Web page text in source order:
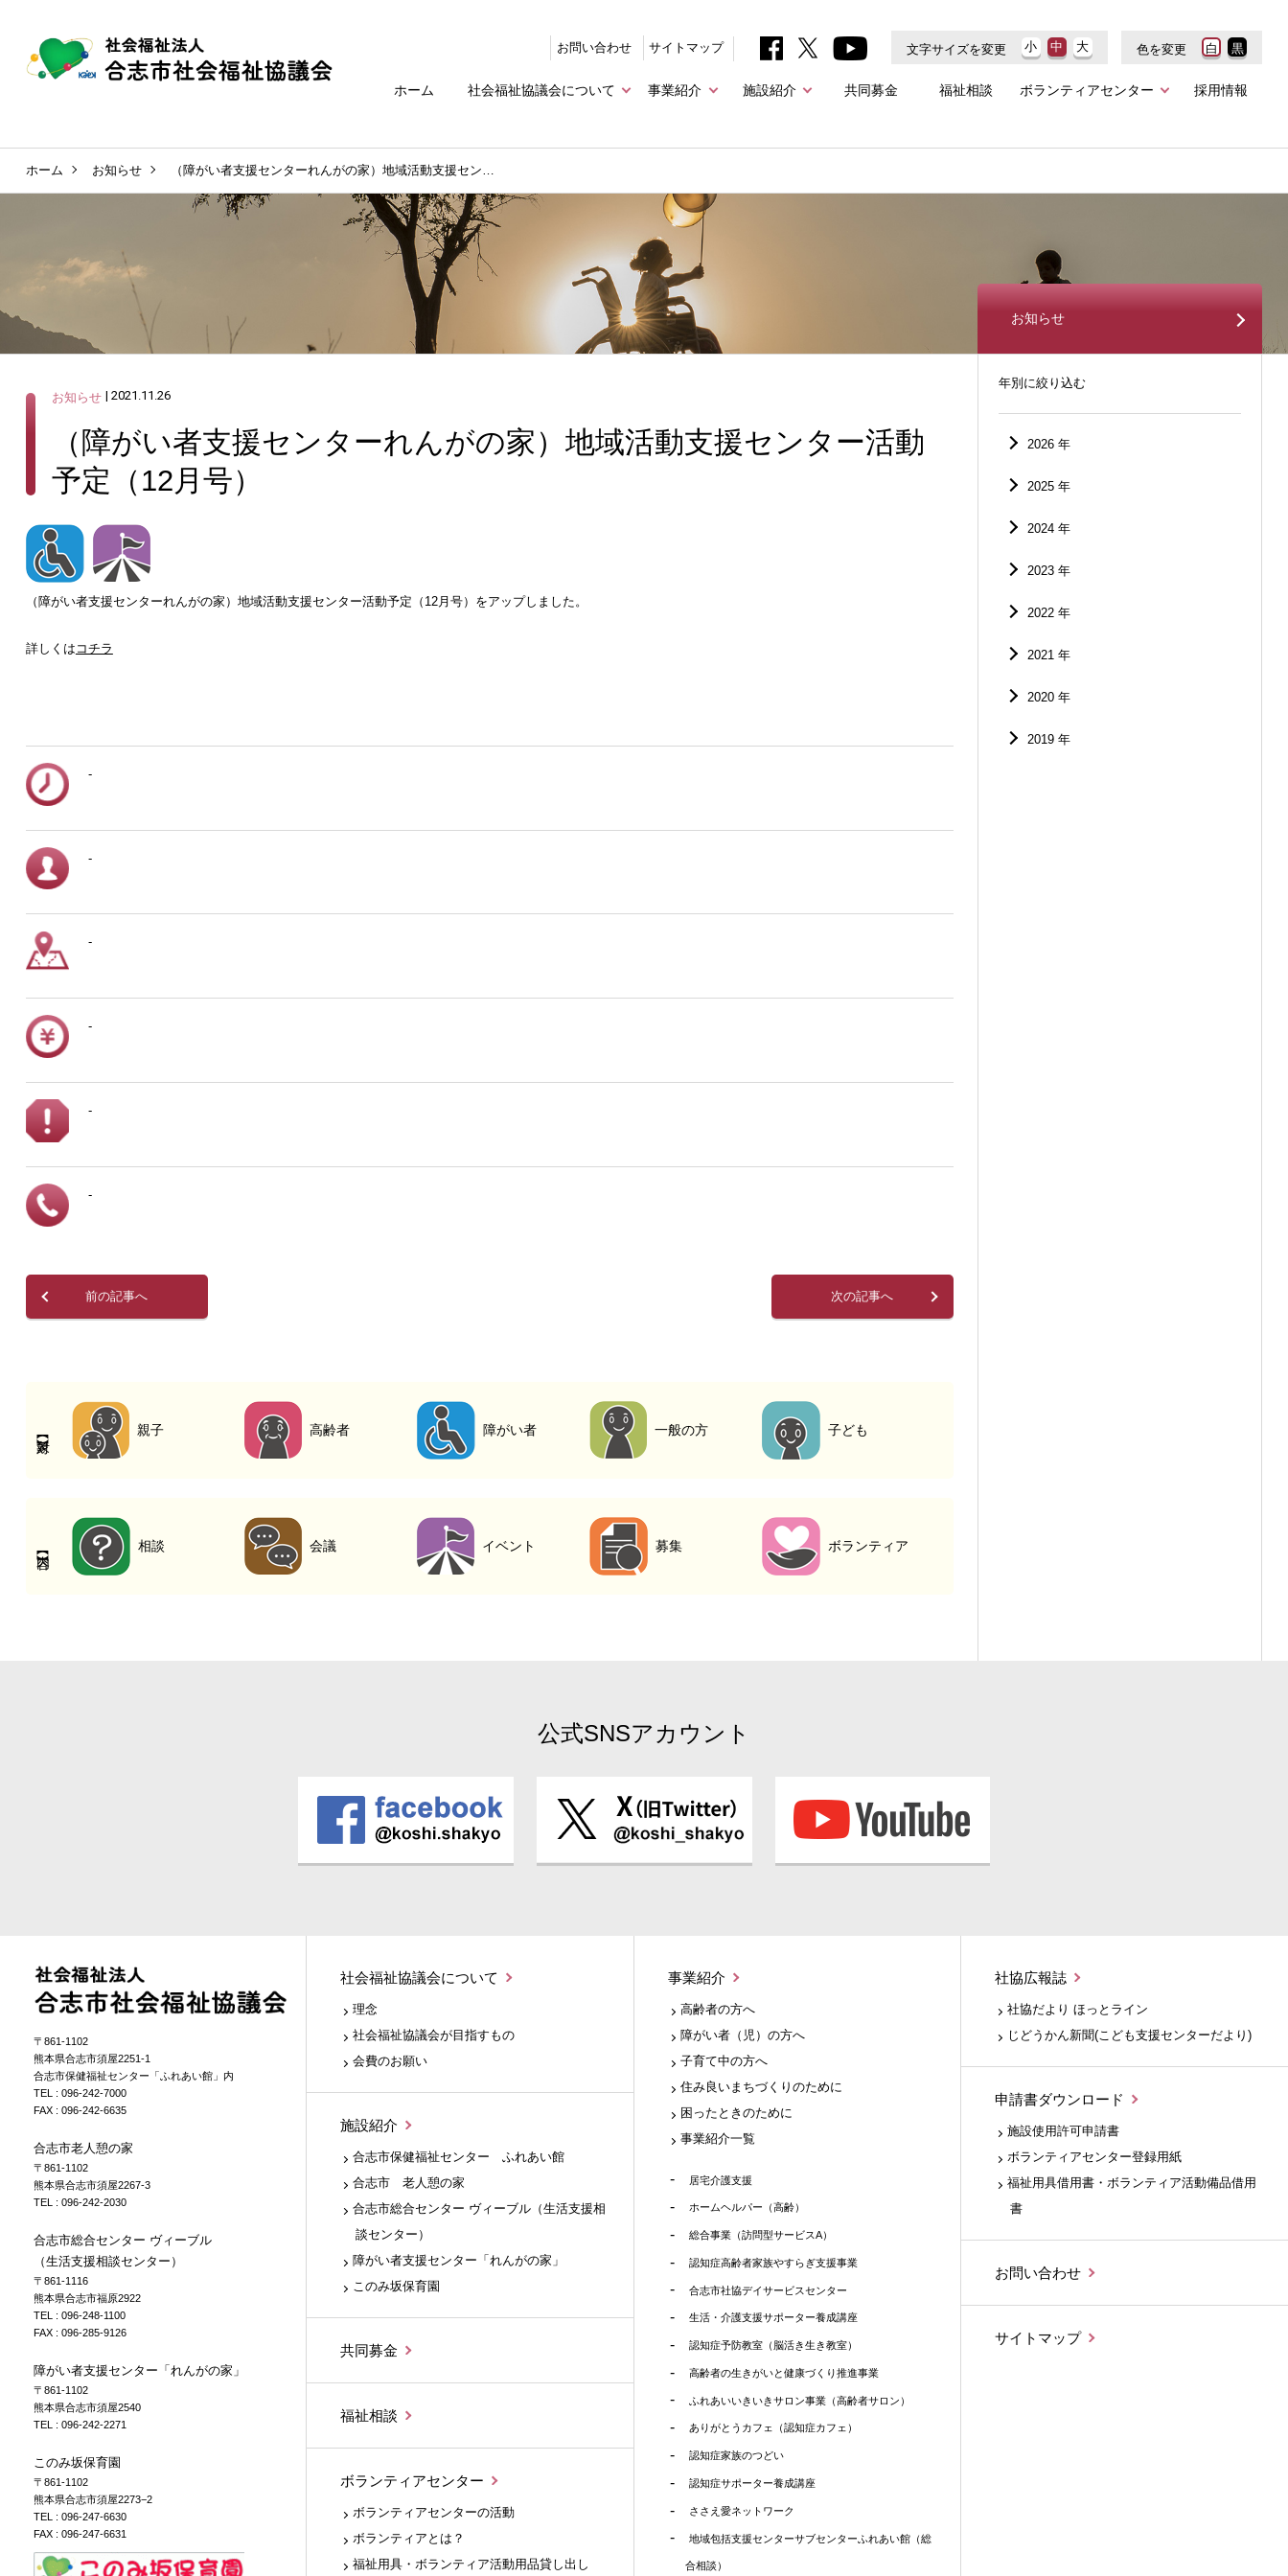
お問い合わせ サイトマップ 文字サイズを変更 小 中 大 色を変更 白 黒
ホーム 社会福祉協議会について 事業紹介 施設紹介 共同募金 福祉相談 ボランティアセンター 採用情報
ホーム お知らせ （障がい者支援センターれんがの家）地域活動支援セン…
お知らせ | 2021.11.26
（障がい者支援センターれんがの家）地域活動支援センター活動
予定（12月号）
（障がい者支援センターれんがの家）地域活動支援センター活動予定（12月号）をアップしました。
詳しくは コチラ
-
-
-
-
-
-
前の記事へ 次の記事へ
親子 高齢者 障がい者 一般の方 子ども
相談 会議 イベント 募集 ボランティア
お知らせ
年別に絞り込む
2026 年
2025 年
2024 年
2023 年
2022 年
2021 年
2020 年
2019 年
公式SNSアカウント
〒861-1102
熊本県合志市須屋2251-1
合志市保健福祉センター「ふれあい館」内
TEL : 096-242-7000
FAX : 096-242-6635
合志市老人憩の家
〒861-1102
熊本県合志市須屋2267-3
TEL : 096-242-2030
合志市総合センター ヴィーブル
（生活支援相談センター）
〒861-1116
熊本県合志市福原2922
TEL : 096-248-1100
FAX : 096-285-9126
障がい者支援センター「れんがの家」
〒861-1102
熊本県合志市須屋2540
TEL : 096-242-2271
このみ坂保育園
〒861-1102
熊本県合志市須屋2273−2
TEL : 096-247-6630
FAX : 096-247-6631
社会福祉協議会について
理念
社会福祉協議会が目指すもの
会費のお願い
施設紹介
合志市保健福祉センター ふれあい館
合志市 老人憩の家
合志市総合センター ヴィーブル（生活支援相
談センター）
障がい者支援センター「れんがの家」
このみ坂保育園
共同募金
福祉相談
ボランティアセンター
ボランティアセンターの活動
ボランティアとは？
福祉用具・ボランティア活動用品貸し出し
事業紹介
高齢者の方へ
障がい者（児）の方へ
子育て中の方へ
住み良いまちづくりのために
困ったときのために
事業紹介一覧
居宅介護支援
ホームヘルパー（高齢）
総合事業（訪問型サービスA）
認知症高齢者家族やすらぎ支援事業
合志市社協デイサービスセンター
生活・介護支援サポーター養成講座
認知症予防教室（脳活き生き教室）
高齢者の生きがいと健康づくり推進事業
ふれあいいきいきサロン事業（高齢者サロン）
ありがとうカフェ（認知症カフェ）
認知症家族のつどい
認知症サポーター養成講座
ささえ愛ネットワーク
地域包括支援センターサブセンターふれあい館（総
合相談）
社協広報誌
社協だより ほっとライン
じどうかん新聞(こども支援センターだより)
申請書ダウンロード
施設使用許可申請書
ボランティアセンター登録用紙
福祉用具借用書・ボランティア活動備品借用
書
お問い合わせ
サイトマップ